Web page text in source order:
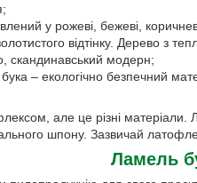
у рожеві, бежеві,
відтінку. Дерево з
скандинавський модерн;
– екологічно безпечний
але це різні
шпону. Зазвичай
Ламель